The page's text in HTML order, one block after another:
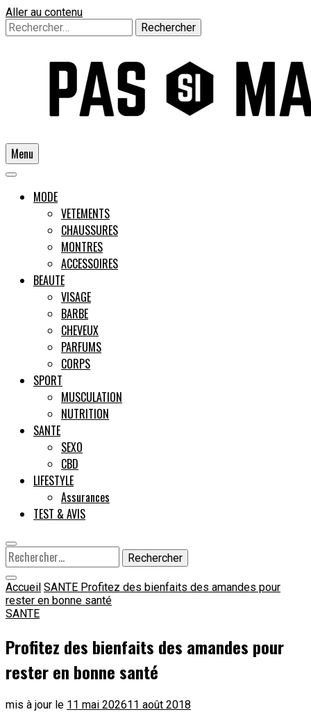
Aller au contenu
Rechercher :
Pas si
Male
Un guide pour l'homme moderne
Menu
MODE
VETEMENTS
CHAUSSURES
MONTRES
ACCESSOIRES
BEAUTE
VISAGE
BARBE
CHEVEUX
PARFUMS
CORPS
SPORT
MUSCULATION
NUTRITION
SANTE
SEXO
CBD
LIFESTYLE
Assurances
TEST & AVIS
Rechercher :
Accueil SANTE Profitez des bienfaits des amandes pour
rester en bonne santé
SANTE
Profitez des bienfaits des amandes pour
rester en bonne santé
mis à jour le 11 mai 202611 août 2018